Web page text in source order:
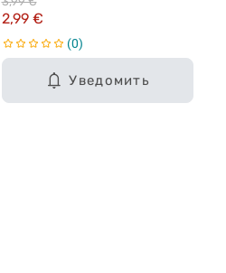
Уведомить
2,99 €
0